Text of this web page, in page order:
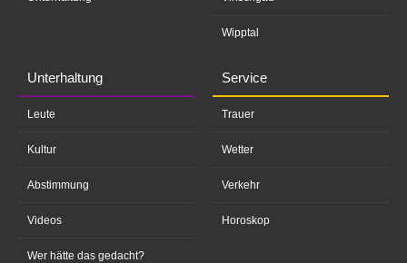
Wipptal
Unterhaltung
Leute
Kultur
Abstimmung
Videos
Wer hätte das gedacht?
Service
Trauer
Wetter
Verkehr
Horoskop